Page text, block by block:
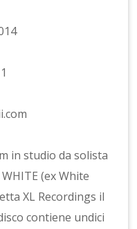
in studio da solista
(ex White
XL Recordings il
contiene undici